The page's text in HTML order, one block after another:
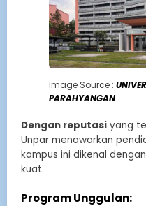
Image Source :
PARAHYANGAN
Dengan reputasi yang
Unpar menawarkan
kampus ini dikenal
kuat.
Program Unggulan: